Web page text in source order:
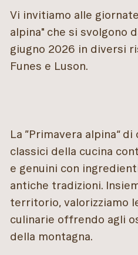
Vi invitiamo alle
alpina" che si svolgono
giugno 2026 in diversi
Funes e Luson.
La ”Primavera alpina“
classici della cucina
e genuini con
antiche tradizioni.
territorio, valorizziamo
culinarie offrendo agli
della montagna.